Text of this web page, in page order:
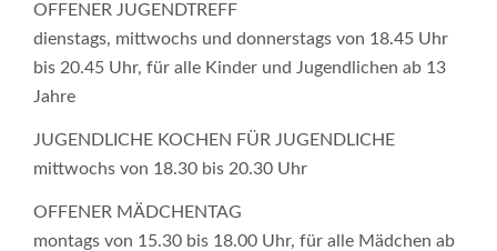
OFFENER JUGENDTREFF
dienstags, mittwochs und donnerstags von 18.45 Uhr
bis 20.45 Uhr, für alle Kinder und Jugendlichen ab 13
Jahre
JUGENDLICHE KOCHEN FÜR JUGENDLICHE
mittwochs von 18.30 bis 20.30 Uhr
OFFENER MÄDCHENTAG
montags von 15.30 bis 18.00 Uhr, für alle Mädchen ab